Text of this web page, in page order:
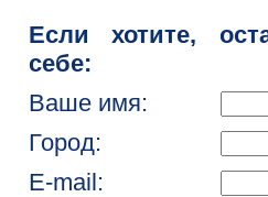
Если хотите,
себе:
Ваше имя:
Город:
E-mail: